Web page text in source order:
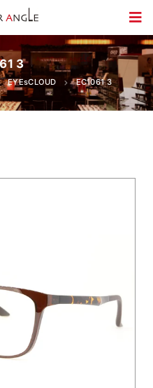
3
EYEsCLOUD EC1061 3